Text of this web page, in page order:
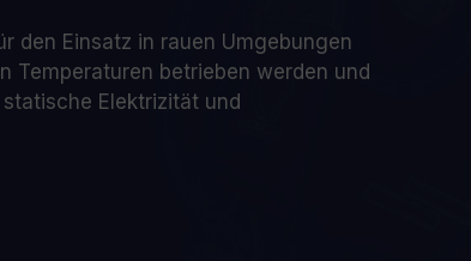
den Einsatz in rauen Umgebungen
Temperaturen betrieben werden und
Elektrizität und